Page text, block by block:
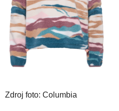
Zdroj foto: Columbia